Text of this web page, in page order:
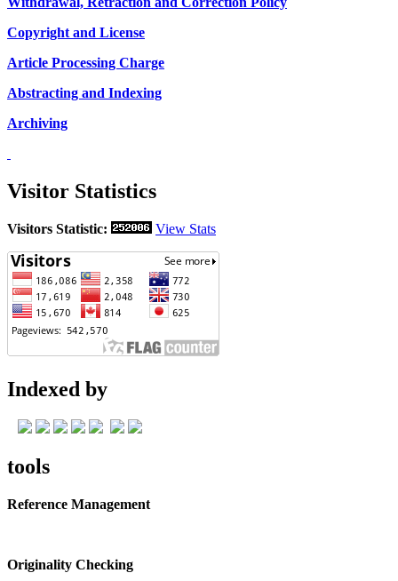
Copyright and License
Article Processing Charge
Abstracting and Indexing
Archiving
Visitor Statistics
Visitors Statistic: View Stats
Indexed by
tools
Reference Management
Originality Checking